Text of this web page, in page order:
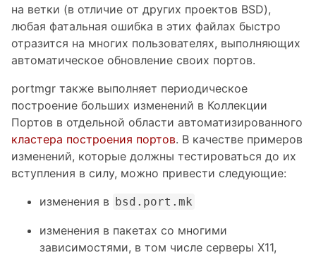
на ветки (в отличие от других проектов BSD),
любая фатальная ошибка в этих файлах быстро
отразится на многих пользователях, выполняющих
автоматическое обновление своих портов.
portmgr также выполняет периодическое
построение больших изменений в Коллекции
Портов в отдельной области автоматизированного
кластера построения портов. В качестве примеров
изменений, которые должны тестироваться до их
вступления в силу, можно привести следующие:
изменения в bsd.port.mk
изменения в пакетах со многими
зависимостями, в том числе серверы X11,